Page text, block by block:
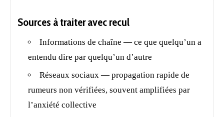
Sources à traiter avec recul
Informations de chaîne — ce que quelqu’un a
entendu dire par quelqu’un d’autre
Réseaux sociaux — propagation rapide de
rumeurs non vérifiées, souvent amplifiées par
l’anxiété collective